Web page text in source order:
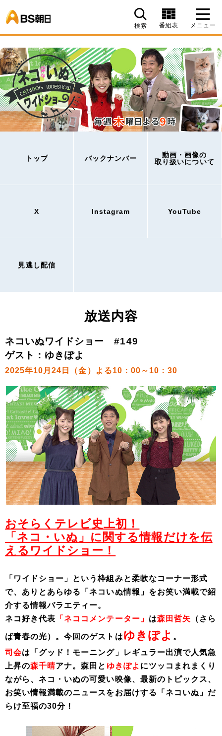
検索 番組表 メニュー
トップ バックナンバー
動画・画像の
取り扱いについて
X Instagram YouTube
見逃し配信
放送内容
ネコいぬワイドショー #149
ゲスト：ゆきぽよ
2025年10月24日（金）よる10：00～10：30
おそらくテレビ史上初！
「ネコ・いぬ」に関する情報だけを伝
えるワイドショー！
「ワイドショー」という枠組みと柔軟なコーナー形式
で、ありとあらゆる「ネコいぬ情報」をお笑い満載で紹
介する情報バラエティー。
ネコ好き代表 「ネココメンテーター」 は森田哲矢 （さら
ば青春の光）。今回のゲストはゆきぽよ 。
司会は「グッド！モーニング」レギュラー出演で人気急
上昇の森千晴アナ。森田と ゆきぽよ にツッコまれまくり
ながら、ネコ・いぬの可愛い映像、最新のトピックス、
お笑い情報満載のニュースをお届けする「ネコいぬ」だ
らけ至福の30分！